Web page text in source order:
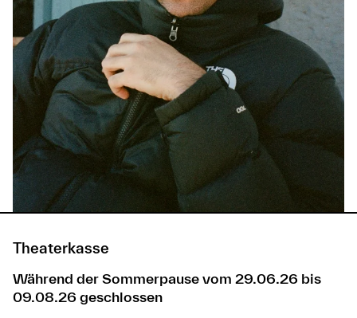
Theaterkasse
Während der Sommerpause vom 29.06.26 bis
09.08.26 geschlossen